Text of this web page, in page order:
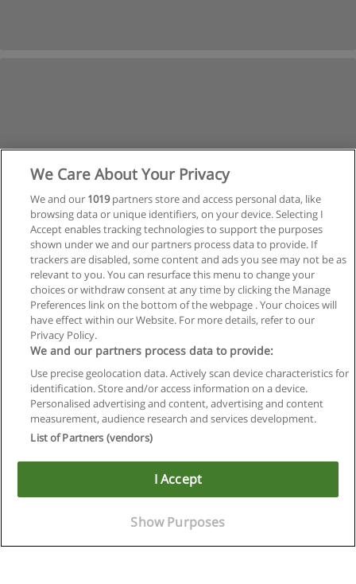
Próxima
Página 1de10
Regras de uso
Privacidade de dados
Copyright © Educaedu Business S.L. - CIF : B-95610580: -
www.educaedu-brasil.com
We Care About Your Privacy
We and our 1019partners store and access personal data, like
browsing data or unique identifiers, on your device. Selecting I
Accept enables tracking technologies to support the purposes
shown under we and our partners process data to provide. If
trackers are disabled, some content and ads you see may not be as
relevant to you. You can resurface this menu to change your
choices or withdraw consent at any time by clicking the Manage
Preferences link on the bottom of the webpage . Your choices will
have effect within our Website. For more details, refer to our
Privacy Policy.
We and our partners process data to provide:
Use precise geolocation data. Actively scan device characteristics for
identification. Store and/or access information on a device.
Personalised advertising and content, advertising and content
measurement, audience research and services development.
List of Partners (vendors)
I Accept
Show Purposes